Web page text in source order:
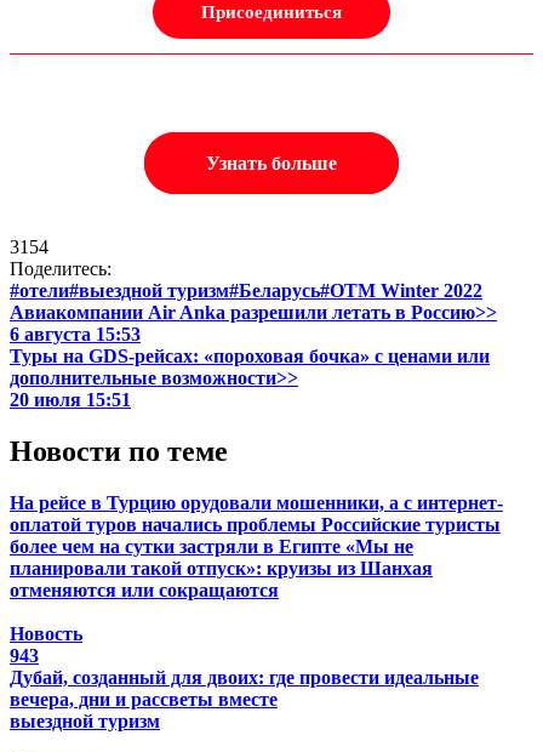
Присоединиться
Узнать больше
3154
Поделитесь:
#отели#выездной туризм#Беларусь#OTM Winter 2022
Авиакомпании Air Anka разрешили летать в Россию>>
6 августа 15:53
Туры на GDS-рейсах: «пороховая бочка» с ценами или
дополнительные возможности>>
20 июля 15:51
Новости по теме
На рейсе в Турцию орудовали мошенники, а с интернет-
оплатой туров начались проблемы Российские туристы
более чем на сутки застряли в Египте «Мы не
планировали такой отпуск»: круизы из Шанхая
отменяются или сокращаются
Новость
943
Дубай, созданный для двоих: где провести идеальные
вечера, дни и рассветы вместе
выездной туризм